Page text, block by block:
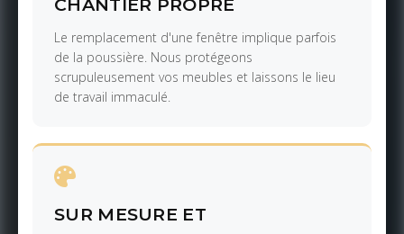
Le remplacement d'une fenêtre implique parfois
de la poussière. Nous protégeons
scrupuleusement vos meubles et laissons le lieu
de travail immaculé.
SUR MESURE ET